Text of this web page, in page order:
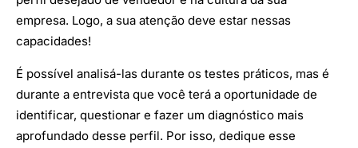
empresa. Logo, a sua atenção deve estar nessas
capacidades!
É possível analisá-las durante os testes práticos, mas é
durante a entrevista que você terá a oportunidade de
identificar, questionar e fazer um diagnóstico mais
aprofundado desse perfil. Por isso, dedique esse